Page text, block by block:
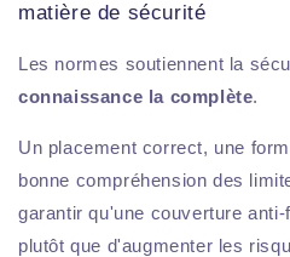
matière de sécurité
Les normes soutiennent la
connaissance la complète.
Un placement correct, une
bonne compréhension des
garantir qu'une couverture
plutôt que d'augmenter les